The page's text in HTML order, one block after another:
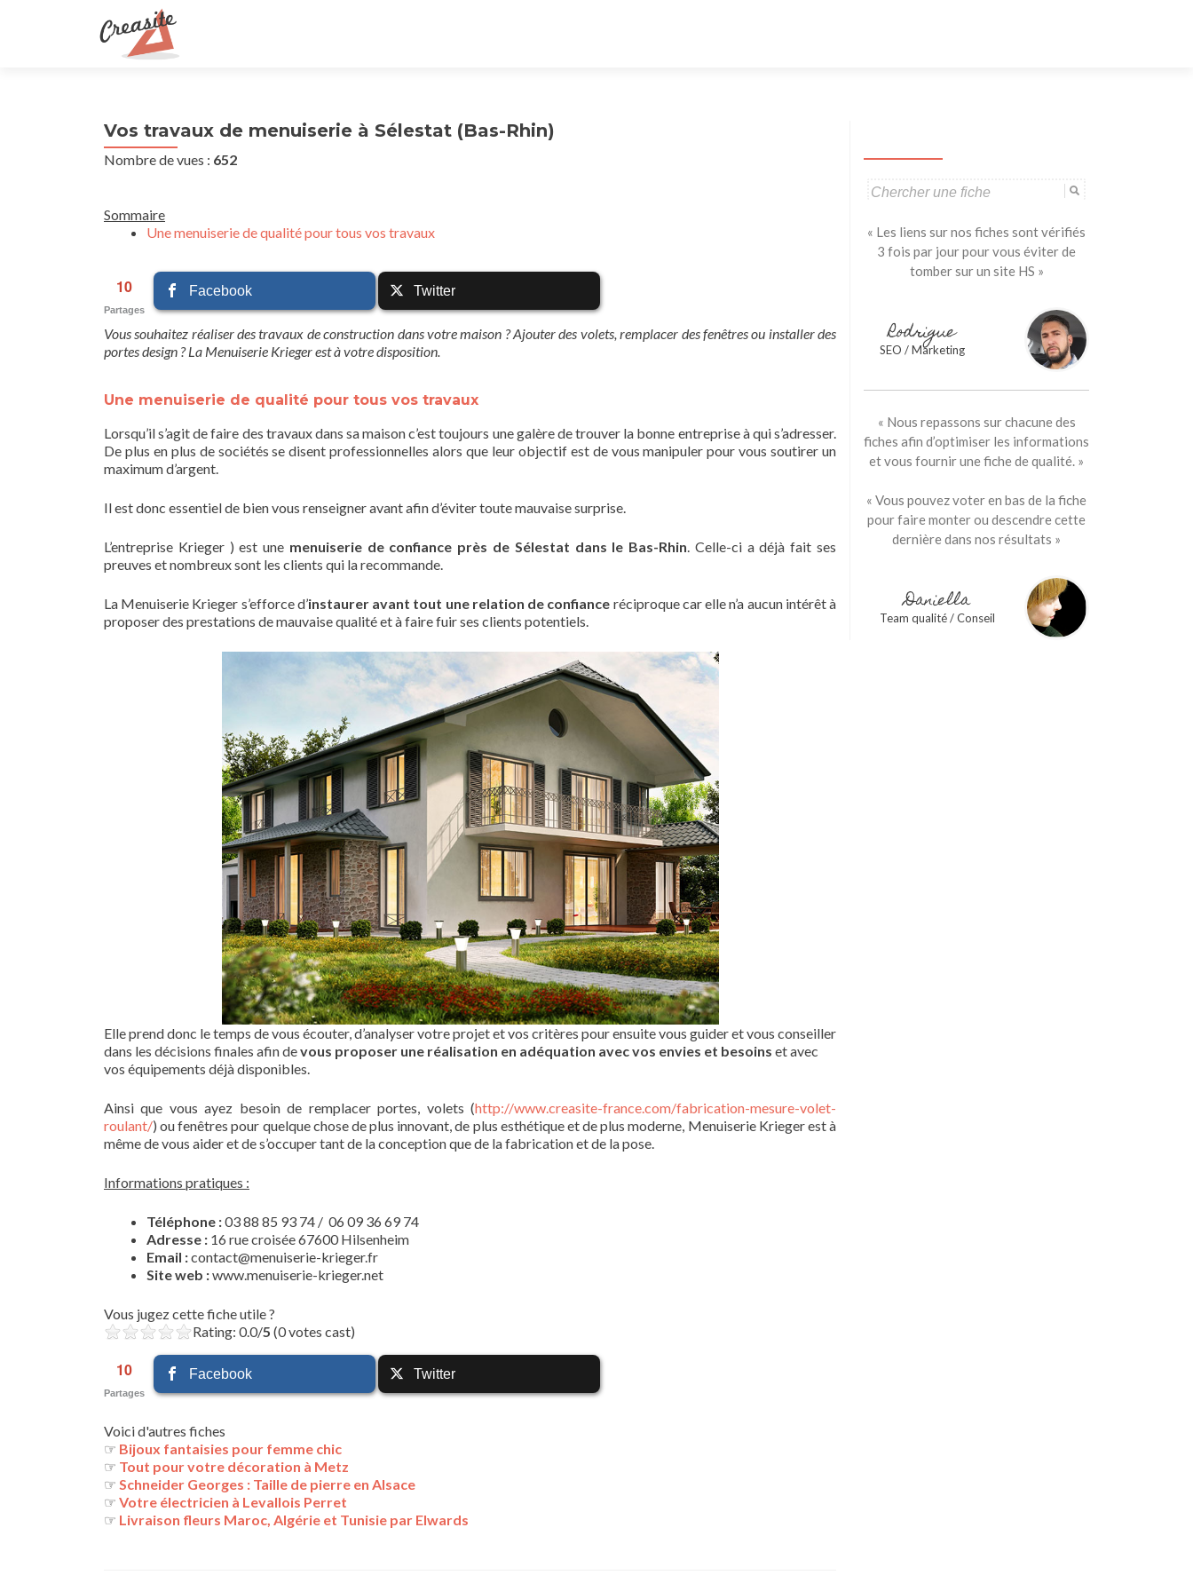
Vos travaux de menuiserie à Sélestat (Bas-Rhin)
Nombre de vues : 652
Sommaire
Une menuiserie de qualité pour tous vos travaux
10
Partages
Facebook Twitter
Vous souhaitez réaliser des travaux de construction dans votre maison ? Ajouter des volets, remplacer des fenêtres ou installer des
portes design ? La Menuiserie Krieger est à votre disposition.
Une menuiserie de qualité pour tous vos travaux
Lorsqu’il s’agit de faire des travaux dans sa maison c’est toujours une galère de trouver la bonne entreprise à qui s’adresser.
De plus en plus de sociétés se disent professionnelles alors que leur objectif est de vous manipuler pour vous soutirer un
maximum d’argent.
Il est donc essentiel de bien vous renseigner avant afin d’éviter toute mauvaise surprise.
L’entreprise Krieger ) est une menuiserie de confiance près de Sélestat dans le Bas-Rhin. Celle-ci a déjà fait ses
preuves et nombreux sont les clients qui la recommande.
La Menuiserie Krieger s’efforce d’instaurer avant tout une relation de confiance réciproque car elle n’a aucun intérêt à
proposer des prestations de mauvaise qualité et à faire fuir ses clients potentiels.
Elle prend donc le temps de vous écouter, d’analyser votre projet et vos critères pour ensuite vous guider et vous conseiller
dans les décisions finales afin devous proposer une réalisation en adéquation avec vos envies et besoins et avec
vos équipements déjà disponibles.
Ainsi que vous ayez besoin de remplacer portes, volets (http://www.creasite-france.com/fabrication-mesure-volet-
roulant/) ou fenêtres pour quelque chose de plus innovant, de plus esthétique et de plus moderne, Menuiserie Krieger est à
même de vous aider et de s’occuper tant de la conception que de la fabrication et de la pose.
Informations pratiques :
Téléphone :03 88 85 93 74 / 06 09 36 69 74
Adresse : 16 rue croisée 67600 Hilsenheim
Email :contact@menuiserie-krieger.fr
Site web :www.menuiserie-krieger.net
Vous jugez cette fiche utile ?
Rating: 0.0/5 (0 votes cast)
10
Partages
Facebook Twitter
Voici d'autres fiches
☞ Bijoux fantaisies pour femme chic
☞ Tout pour votre décoration à Metz
☞ Schneider Georges : Taille de pierre en Alsace
☞ Votre électricien à Levallois Perret
☞ Livraison fleurs Maroc, Algérie et Tunisie par Elwards
Search
« Les liens sur nos fiches sont vérifiés
3 fois par jour pour vous éviter de
tomber sur un site HS »
Rodrigue
SEO / Marketing
« Nous repassons sur chacune des
fiches afin d’optimiser les informations
et vous fournir une fiche de qualité. »
« Vous pouvez voter en bas de la fiche
pour faire monter ou descendre cette
dernière dans nos résultats »
Daniella
Team qualité / Conseil